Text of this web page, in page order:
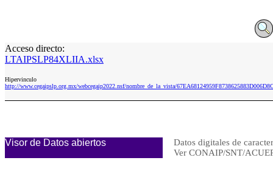
Acceso directo:
LTAIPSLP84XLIIA.xlsx
Hipervinculo
http://www.cegaipslp.org.mx/webcegaip2022.nsf/nombre_de_la_vista/
Visor de Datos abiertos
Datos digitales de
Ver CONAIP/SNT/